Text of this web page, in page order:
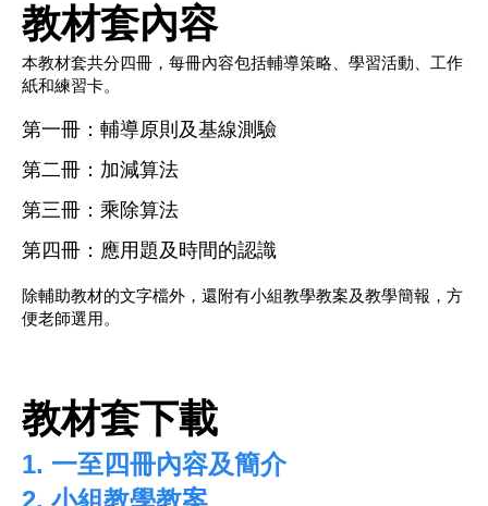
教材套內容
本教材套共分四冊，每冊內容包括輔導策略、學習活動、工作
紙和練習卡。
第一冊：輔導原則及基線測驗
第二冊：加減算法
第三冊：乘除算法
第四冊：應用題及時間的認識
除輔助教材的文字檔外，還附有小組教學教案及教學簡報，方
便老師選用。
教材套下載
1. 一至四冊內容及簡介
2. 小組教學教案